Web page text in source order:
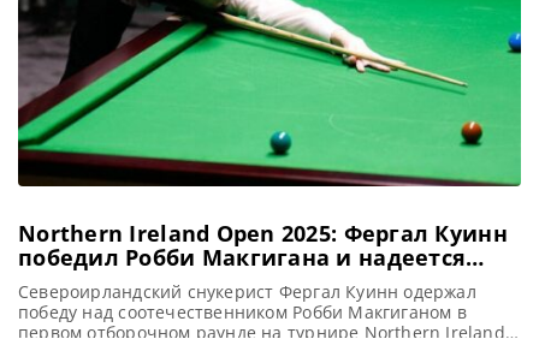
Northern Ireland Open 2025: Фергал Куинн
победил Робби Макгигана и надеется
развить успех в Белфасте
Североирландский снукерист Фергал Куинн одержал
победу над соотечественником Робби Макгиганом в
первом отборочном раунде на турнире Northern Ireland